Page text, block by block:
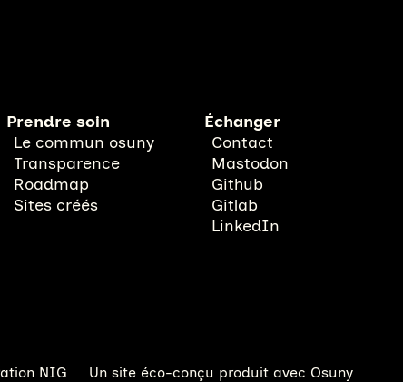
Prendre soin
Le commun osuny
Transparence
Roadmap
Sites créés
Échanger
Contact
Mastodon
Github
Gitlab
LinkedIn
NIG Un site éco-conçu produit avec Osuny